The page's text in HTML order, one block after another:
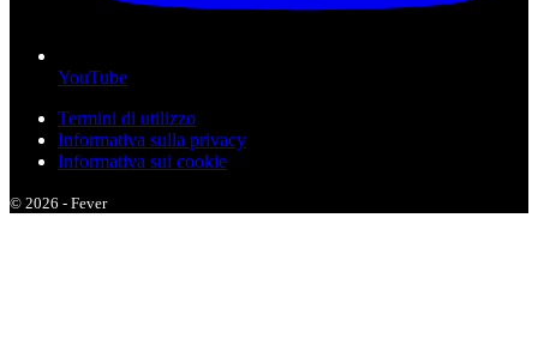
YouTube
Termini di utilizzo
Informativa sulla privacy
Informativa sui cookie
© 2026 - Fever